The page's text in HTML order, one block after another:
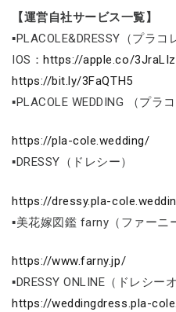
【運営自社サービス一覧】
▪PLACOLE&DRESSY（プラコ
IOS：https://apple.co/
https://bit.ly/3FaQTH5
▪PLACOLE WEDDING （プラ
https://pla-cole.wedding/
▪DRESSY（ドレシー）
https://dressy.pla-
▪美花嫁図鑑 farny（ファーニ
https://www.farny.jp/
▪DRESSY ONLINE（ドレシー
https://weddingdress.pla-